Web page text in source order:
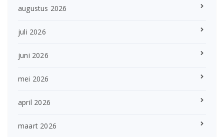
augustus 2026
juli 2026
juni 2026
mei 2026
april 2026
maart 2026